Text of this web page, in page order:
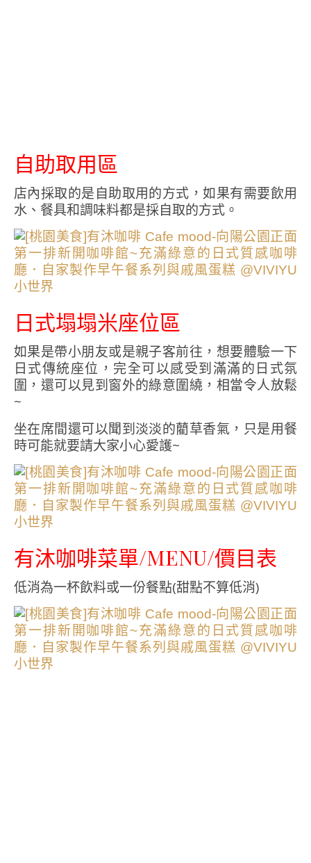
自助取用區
店內採取的是自助取用的方式，如果有需要飲用
水、餐具和調味料都是採自取的方式。
日式塌塌米座位區
如果是帶小朋友或是親子客前往，想要體驗一下
日式傳統座位，完全可以感受到滿滿的日式氛
圍，還可以見到窗外的綠意圍繞，相當令人放鬆
~
坐在席間還可以聞到淡淡的藺草香氣，只是用餐
時可能就要請大家小心愛護~
有沐咖啡菜單/MENU/價目表
低消為一杯飲料或一份餐點(甜點不算低消)